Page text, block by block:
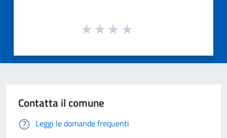
Contatta il comune
Leggi le domande frequenti